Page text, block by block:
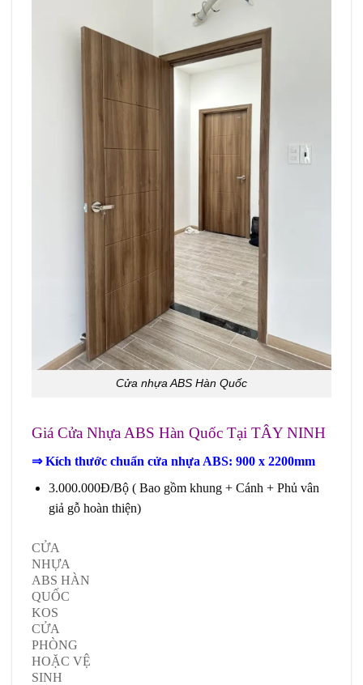
Cửa nhựa ABS Hàn Quốc
Giá Cửa Nhựa ABS Hàn Quốc Tại TÂY NINH
⇒ Kích thước chuẩn cửa nhựa ABS: 900 x 2200mm
3.000.000Đ/Bộ ( Bao gồm khung + Cánh + Phủ vân
giả gỗ hoàn thiện)
CỬA
NHỰA
ABS HÀN
QUỐC
KOS
CỬA
PHÒNG
HOẶC VỆ
SINH